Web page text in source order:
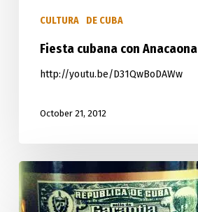
CULTURA DE CUBA
Fiesta cubana con Anacaona
http://youtu.be/D31QwBoDAWw
October 21, 2012
carta
blanca.